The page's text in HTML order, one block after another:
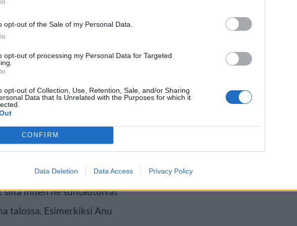
opt-out of the Sale of my Personal Data.
opt-out of processing my Personal Data for Targeted
opt-out of Collection, Use, Retention, Sale, and/or Sharing
Data that Is Unrelated with the Purposes for which it
CONFIRM
Data Deletion Data Access Privacy Policy
että emme voi jatkaa tätä
Anteeksi, täällä on meitä
punaviiniä. Viisi pulloa
jatkoi.
asukkaiden toiveita, ja
Parhaillaan asukkaat
siitä miten he suhtautuivat
talossa. Esimerkiksi Anu